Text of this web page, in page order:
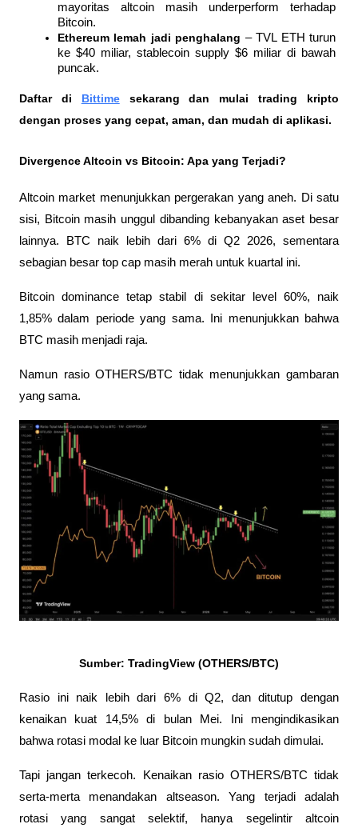
mayoritas altcoin masih underperform terhadap
Bitcoin.
Ethereum lemah jadi penghalang – TVL ETH turun
ke $40 miliar, stablecoin supply $6 miliar di bawah
puncak.
Daftar di Bittime sekarang dan mulai trading kripto
dengan proses yang cepat, aman, dan mudah di aplikasi.
Divergence Altcoin vs Bitcoin: Apa yang Terjadi?
Altcoin market menunjukkan pergerakan yang aneh. Di satu
sisi, Bitcoin masih unggul dibanding kebanyakan aset besar
lainnya. BTC naik lebih dari 6% di Q2 2026, sementara
sebagian besar top cap masih merah untuk kuartal ini.
Bitcoin dominance tetap stabil di sekitar level 60%, naik
1,85% dalam periode yang sama. Ini menunjukkan bahwa
BTC masih menjadi raja.
Namun rasio OTHERS/BTC tidak menunjukkan gambaran
yang sama.
Sumber: TradingView (OTHERS/BTC)
Rasio ini naik lebih dari 6% di Q2, dan ditutup dengan
kenaikan kuat 14,5% di bulan Mei. Ini mengindikasikan
bahwa rotasi modal ke luar Bitcoin mungkin sudah dimulai.
Tapi jangan terkecoh. Kenaikan rasio OTHERS/BTC tidak
serta-merta menandakan altseason. Yang terjadi adalah
rotasi yang sangat selektif, hanya segelintir altcoin